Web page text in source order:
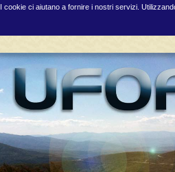
I cookie ci aiutano a fornire i nostri servizi.